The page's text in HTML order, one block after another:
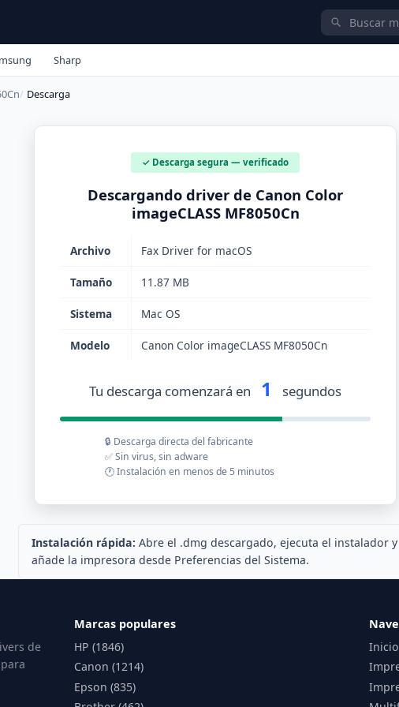
Sharp
Descarga
✓ Descarga segura — verificado
Descargando driver de Canon Color
imageCLASS MF8050Cn
Archivo Fax Driver for macOS
Tamaño 11.87 MB
Sistema Mac OS
Modelo Canon Color imageCLASS MF8050Cn
Tu descarga comenzará en 1 segundos
🔒 Descarga directa del fabricante
✅ Sin virus, sin adware
🕐 Instalación en menos de 5 minutos
Instalación rápida: Abre el .dmg descargado, ejecuta el instalador y
añade la impresora desde Preferencias del Sistema.
de
Marcas populares
HP (1846)
Canon (1214)
Epson (835)
Inicio